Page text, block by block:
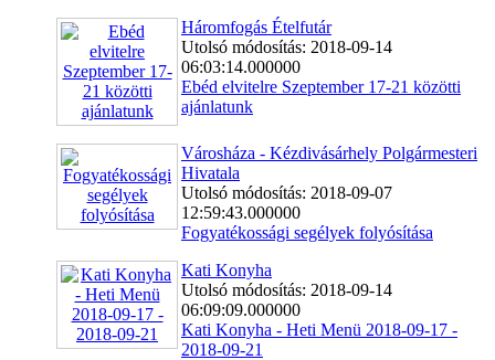
Háromfogás Ételfutár
Utolsó módosítás: 2018-09-14
06:03:14.000000
Ebéd elvitelre Szeptember 17-21 közötti
ajánlatunk
Városháza - Kézdivásárhely Polgármesteri
Hivatala
Utolsó módosítás: 2018-09-07
12:59:43.000000
Fogyatékossági segélyek folyósítása
Kati Konyha
Utolsó módosítás: 2018-09-14
06:09:09.000000
Kati Konyha - Heti Menü 2018-09-17 -
2018-09-21